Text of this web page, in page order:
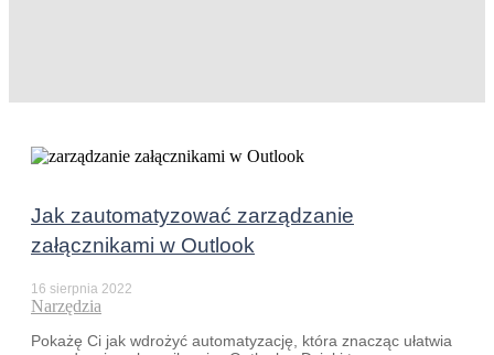
Jak zautomatyzować zarządzanie
załącznikami w Outlook
16 sierpnia 2022
Narzędzia
Pokażę Ci jak wdrożyć automatyzację, która znacząc ułatwia